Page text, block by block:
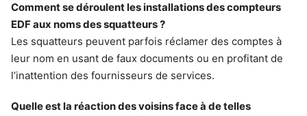
Comment se déroulent les installations des compteurs
EDF aux noms des squatteurs ?
Les squatteurs peuvent parfois réclamer des comptes à
leur nom en usant de faux documents ou en profitant de
l’inattention des fournisseurs de services.
Quelle est la réaction des voisins face à de telles